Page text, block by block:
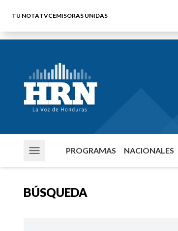
TU NOTATVCEMISORAS UNIDAS
PROGRAMAS NACIONALES
BÚSQUEDA